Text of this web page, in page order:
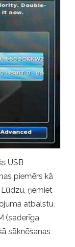
USB
piemērs kā
Lūdzu, ņemiet
atbalstu,
(saderīga
sāknēšanas